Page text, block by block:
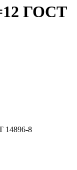
ГОСТ
14896-8